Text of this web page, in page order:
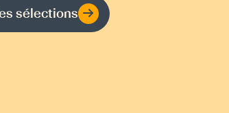
sélections